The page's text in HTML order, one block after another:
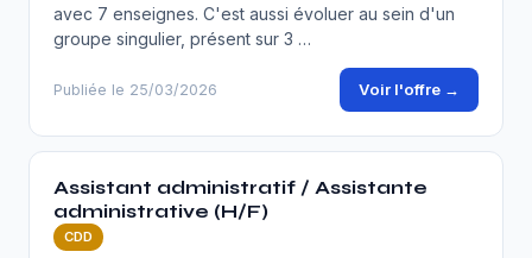
avec 7 enseignes. C'est aussi évoluer au sein d'un
groupe singulier, présent sur 3 …
Publiée le 25/03/2026 Voir l'offre →
Assistant administratif / Assistante
administrative (H/F)
CDD